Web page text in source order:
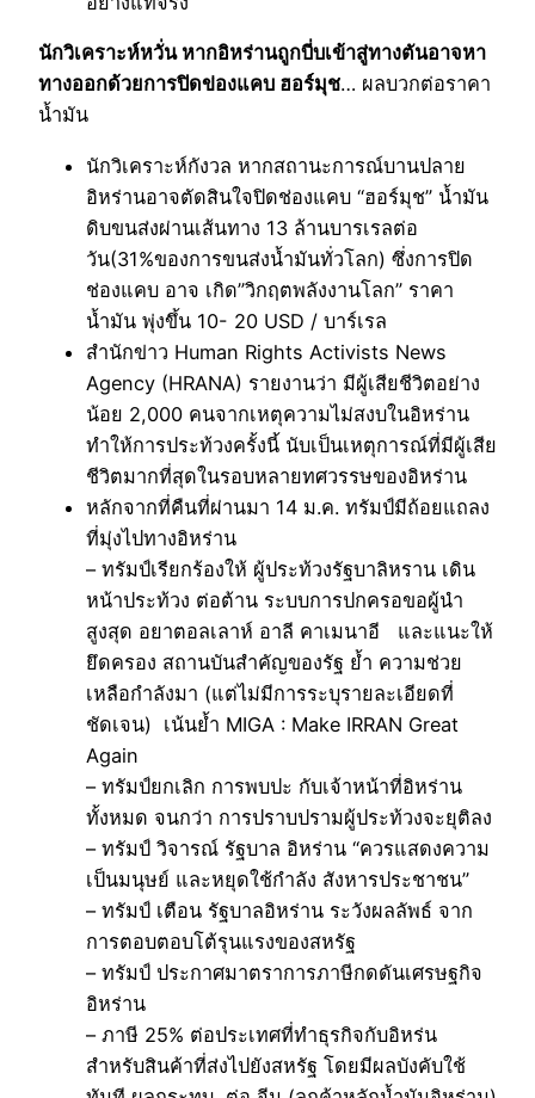
นักวิเคราะห์หวั่น หากอิหร่านถูกบี่บเข้าสู่ทางตันอาจหา
ทางออกด้วยการปิดข่องแคบ ฮอร์มุช… ผลบวกต่อราคา
น้ำมัน
นักวิเคราะห์กังวล หากสถานะการณ์บานปลาย
อิหร่านอาจตัดสินใจปิดช่องแคบ “ฮอร์มุช” น้ำมัน
ดิบขนส่งผ่านเส้นทาง 13 ล้านบารเรลต่อ
วัน(31%ของการขนส่งน้ำมันทั่วโลก) ซึ่งการปิด
ช่องแคบ อาจ เกิด”วิกฤตพลังงานโลก” ราคา
น้ำมัน พุ่งขึ้น 10- 20 USD / บาร์เรล
สำนักข่าว Human Rights Activists News
Agency (HRANA) รายงานว่า มีผู้เสียชีวิตอย่าง
น้อย 2,000 คนจากเหตุความไม่สงบในอิหร่าน
ทำให้การประท้วงครั้งนี้ นับเป็นเหตุการณ์ที่มีผู้เสีย
ชีวิตมากที่สุดในรอบหลายทศวรรษของอิหร่าน
หลักจากที่คืนที่ผ่านมา 14 ม.ค. ทรัมป์มีถ้อยแถลง
ที่มุ่งไปทางอิหร่าน
– ทรัมป์เรียกร้องให้ ผู้ประท้วงรัฐบาลิหราน เดิน
หน้าประท้วง ต่อต้าน ระบบการปกครอขอผู้นำ
สูงสุด อยาตอลเลาห์ อาลี คาเมนาอี และแนะให้
ยึดครอง สถานบันสำคัญของรัฐ ย้ำ ความช่วย
เหลือกำลังมา (แต่ไม่มีการระบุรายละเอียดที่
ชัดเจน) เน้นย้ำ MIGA : Make IRRAN Great
Again
– ทรัมป์ยกเลิก การพบปะ กับเจ้าหน้าที่อิหร่าน
ทั้งหมด จนกว่า การปราบปรามผู้ประท้วงจะยุติลง
– ทรัมป์ วิจารณ์ รัฐบาล อิหร่าน “ควรแสดงความ
เป็นมนุษย์ และหยุดใช้กำลัง สังหารประชาชน”
– ทรัมป์ เตือน รัฐบาลอิหร่าน ระวังผลลัพธ์ จาก
การตอบตอบโต้รุนแรงของสหรัฐ
– ทรัมป์ ประกาศมาตราการภาษีกดดันเศรษฐกิจ
อิหร่าน
– ภาษี 25% ต่อประเทศที่ทำธุรกิจกับอิหร่น
สำหรับสินค้าที่ส่งไปยังสหรัฐ โดยมีผลบังคับใช้